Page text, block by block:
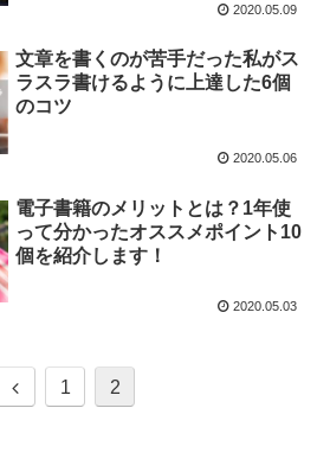
2020.05.09
文章を書くのが苦手だった私がス
ラスラ書けるように上達した6個
のコツ
2020.05.06
電子書籍のメリットとは？1年使
って分かったオススメポイント10
個を紹介します！
2020.05.03
1 2